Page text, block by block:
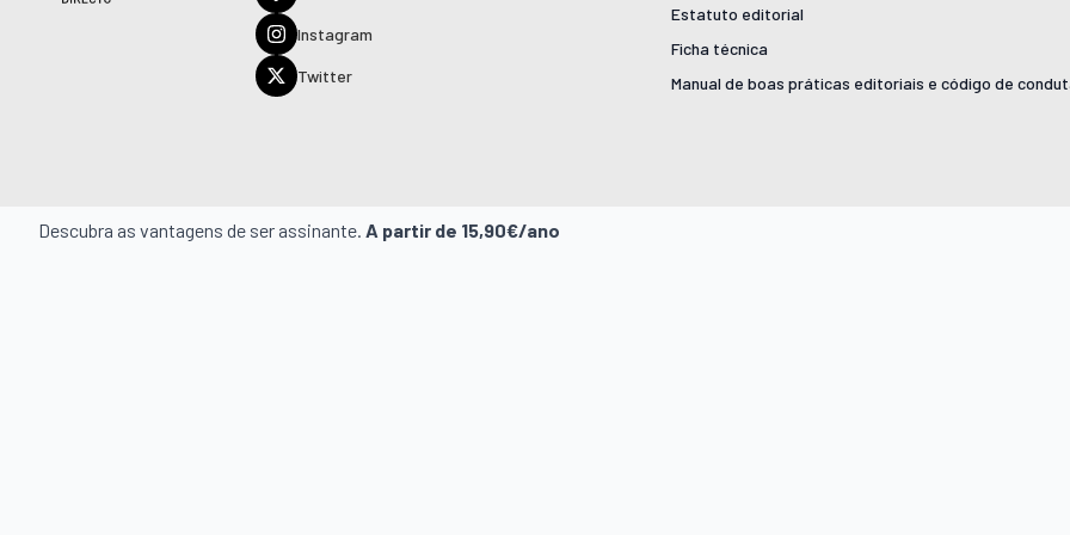
Instagram
Twitter
Estatuto editorial
Ficha técnica
Manual de boas práticas editoriais e código de
Descubra as vantagens de ser assinante. A partir de 15,90€/ano